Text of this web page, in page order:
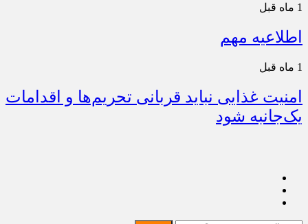
1 ماه قبل
اطلاعیه مهم
1 ماه قبل
امنیت غذایی نباید قربانی تحریم‌ها و اقدامات
یک‌جانبه شود